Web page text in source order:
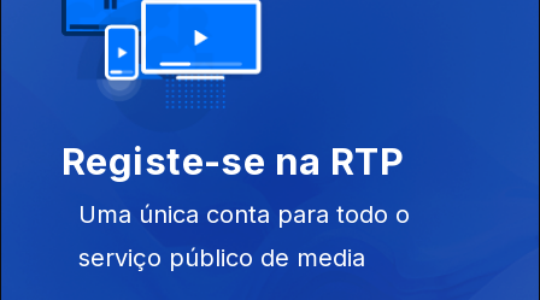
Registe-se na RTP
Uma única conta para todo o
serviço público de media